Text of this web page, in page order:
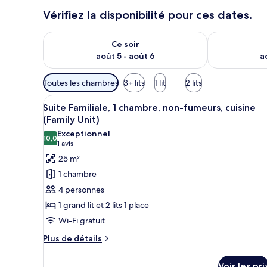
Vérifiez la disponibilité pour ces dates.
Ce soir
août 5 - août 6
Vérifier la disponibilité pour ce soir août 5 - août 6
Vérifier la
Filtres
disponibles
pour
les
chambres
Toutes les chambres 3+ lits 1 lit 2 lits
Afficher
toutes
les
photos
pour
ce
type
de
chambre :
Suite
Familiale,
Une chambre d’hôtel avec
7
Suite Familiale, 1 chambre, non-fumeurs, cuisine
(Family Unit)
10,010,0 sur 10
Exceptionnel
1 avis
(1 avis)
25 m²
1 chambre
4 personnes
1 grand lit et 2 lits 1 place
Wi-Fi gratuit
Plus de détails
Plus